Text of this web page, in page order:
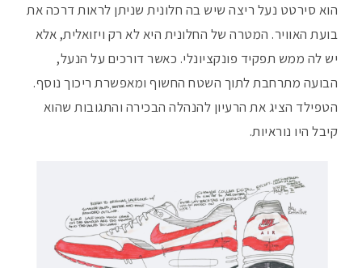
הוא סירטט נעל ריצה שיש בה חלונית שניתן לראות דרכה את
בועת האוויר. המטרה של החלונית היא לא רק ויזואלית, אלא
יש לה ממש תפקיד פונקציונלי. כאשר דורכים על הנעל,
הבועה מתרחבת לתוך השטח החשוף ומאפשרת ריכוך נוסף.
הטפילד הציג את הרעיון להנהלה הבכירה והתגובות שהוא
קיבל היו נוראיות.